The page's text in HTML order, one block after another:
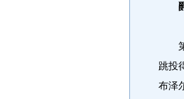
第
跳投
布泽